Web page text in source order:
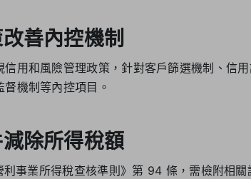
善內控機制
用和風險管理政策，針對客戶篩選機制、信
機制等內控項目。
除所得稅額
事業所得稅查核準則》第 94 條，需檢附相關